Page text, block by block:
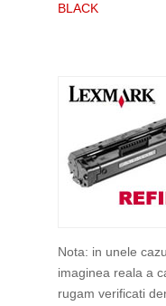
BLACK
Nota: in unele
imaginea reala a
rugam verificati